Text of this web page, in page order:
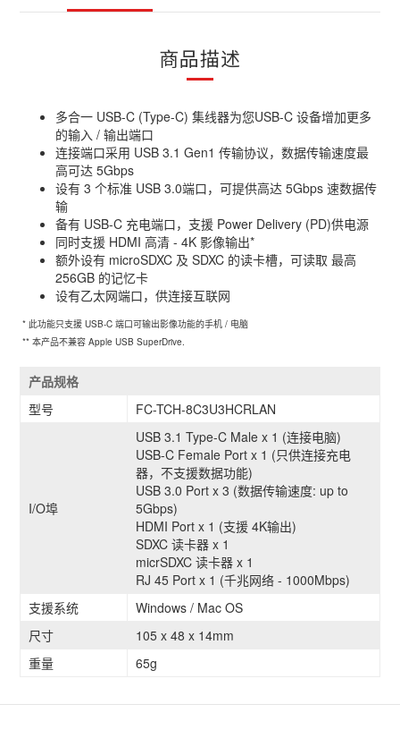
商品描述
多合一 USB-C (Type-C) 集线器为您USB-C 设备增加更多
的输入 / 输出端口
连接端口采用 USB 3.1 Gen1 传输协议，数据传输速度最
高可达 5Gbps
设有 3 个标准 USB 3.0端口，可提供高达 5Gbps 速数据传
输
备有 USB-C 充电端口，支援 Power Delivery (PD)供电源
同时支援 HDMI 高清 - 4K 影像输出*
额外设有 microSDXC 及 SDXC 的读卡槽，可读取 最高
256GB 的记忆卡
设有乙太网端口，供连接互联网
* 此功能只支援 USB-C 端口可输出影像功能的手机 / 电脑
** 本产品不兼容 Apple USB SuperDrive.
产品规格
型号
FC-TCH-8C3U3HCRLAN
I/O埠
USB 3.1 Type-C Male x 1 (连接电脑)
USB-C Female Port x 1 (只供连接充电
器，不支援数据功能)
USB 3.0 Port x 3 (数据传输速度: up to
5Gbps)
HDMI Port x 1 (支援 4K输出)
SDXC 读卡器 x 1
micrSDXC 读卡器 x 1
RJ 45 Port x 1 (千兆网络 - 1000Mbps)
支援系统
Windows / Mac OS
尺寸
105 x 48 x 14mm
重量
65g